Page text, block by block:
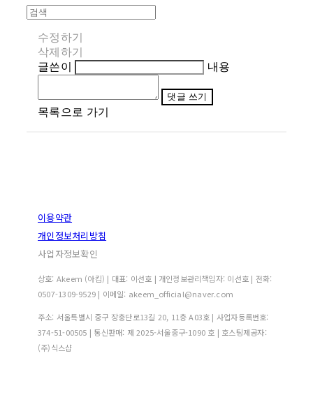
수정하기
삭제하기
글쓴이
내용
댓글 쓰기
목록으로 가기
이용약관
개인정보처리방침
사업자정보확인
상호: Akeem (아킴) | 대표: 이선호 | 개인정보관리책임자: 이선호 | 전화:
0507-1309-9529 | 이메일: akeem_official@naver.com
주소: 서울특별시 중구 장충단로13길 20, 11층 A03호 | 사업자등록번호:
374-51-00505 | 통신판매: 제 2025-서울중구-1090 호 | 호스팅제공자:
(주)식스샵